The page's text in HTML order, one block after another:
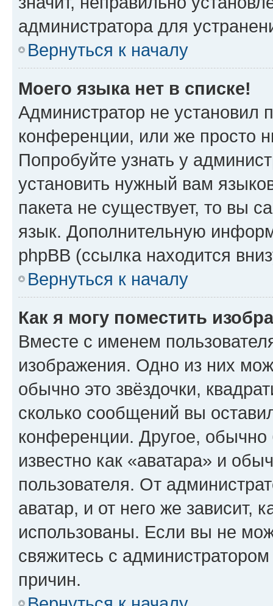
администратора для
Вернуться к началу
Моего языка нет в списке!
Администратор не установил
конференции, или же просто
Попробуйте узнать у
установить нужный вам
пакета не существует, то вы
язык. Дополнительную
phpBB (ссылка находится
Вернуться к началу
Как я могу поместить
Вместе с именем
изображения. Одно из них
обычно это звёздочки,
сколько сообщений вы
конференции. Другое,
известно как «аватара» и
пользователя. От
аватар, и от него же зависит,
использованы. Если вы не
свяжитесь с
причин.